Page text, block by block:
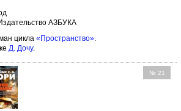
АЗБУКА
цикла «Пространство»
Д. Дочу.
№ 21